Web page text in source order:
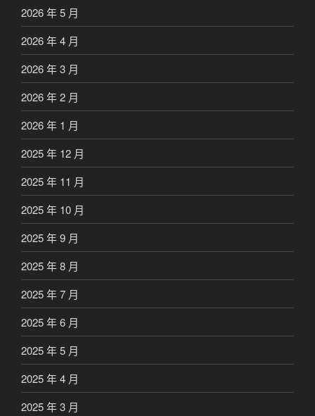
2026 年 5 月
2026 年 4 月
2026 年 3 月
2026 年 2 月
2026 年 1 月
2025 年 12 月
2025 年 11 月
2025 年 10 月
2025 年 9 月
2025 年 8 月
2025 年 7 月
2025 年 6 月
2025 年 5 月
2025 年 4 月
2025 年 3 月